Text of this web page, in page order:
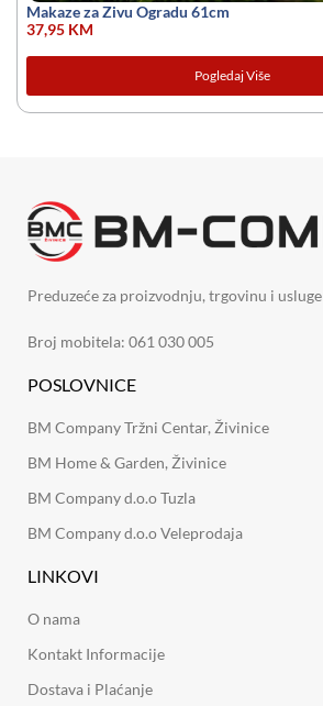
Makaze za Zivu Ogradu 61cm
37,95 KM
Pogledaj Više
Preduzeće za proizvodnju, trgovinu i usluge
Broj mobitela: 061 030 005
POSLOVNICE
BM Company Tržni Centar, Živinice
BM Home & Garden, Živinice
BM Company d.o.o Tuzla
BM Company d.o.o Veleprodaja
LINKOVI
O nama
Kontakt Informacije
Dostava i Plaćanje